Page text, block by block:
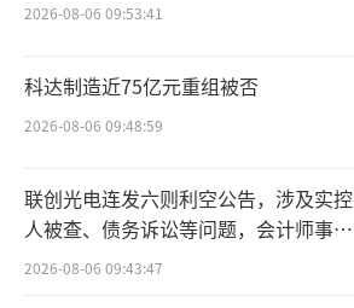
2026-08-06 09:53:41
科达制造近75亿元重组被否
2026-08-06 09:48:59
联创光电连发六则利空公告，涉及实控
人被查、债务诉讼等问题，会计师事务
所曾出具“保留意见”
2026-08-06 09:43:47